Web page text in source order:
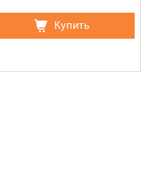
Купить